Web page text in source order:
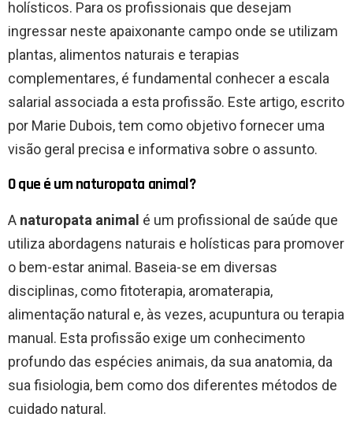
holísticos. Para os profissionais que desejam
ingressar neste apaixonante campo onde se utilizam
plantas, alimentos naturais e terapias
complementares, é fundamental conhecer a escala
salarial associada a esta profissão. Este artigo, escrito
por Marie Dubois, tem como objetivo fornecer uma
visão geral precisa e informativa sobre o assunto.
O que é um naturopata animal?
A naturopata animal é um profissional de saúde que
utiliza abordagens naturais e holísticas para promover
o bem-estar animal. Baseia-se em diversas
disciplinas, como fitoterapia, aromaterapia,
alimentação natural e, às vezes, acupuntura ou terapia
manual. Esta profissão exige um conhecimento
profundo das espécies animais, da sua anatomia, da
sua fisiologia, bem como dos diferentes métodos de
cuidado natural.